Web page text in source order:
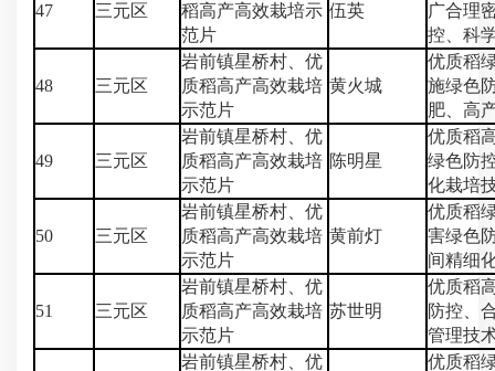
47 三元区
稻高产高效栽培示
范片
伍英
广合理
控、科
48 三元区
岩前镇星桥村、优
质稻高产高效栽培
示范片
黄火城
优质稻
施绿色
肥、高
49 三元区
岩前镇星桥村、优
质稻高产高效栽培
示范片
陈明星
优质稻
绿色防
化栽培
50 三元区
岩前镇星桥村、优
质稻高产高效栽培
示范片
黄前灯
优质稻
害绿色
间精细
51 三元区
岩前镇星桥村、优
质稻高产高效栽培
示范片
苏世明
优质稻
防控、
管理技
岩前镇星桥村、优
优质稻